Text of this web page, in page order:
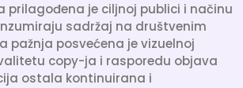
je ciljnoj publici i načinu
sadržaj na društvenim
pažnja posvećena je vizuelnoj
copy-ja i rasporedu objava
ostala kontinuirana i